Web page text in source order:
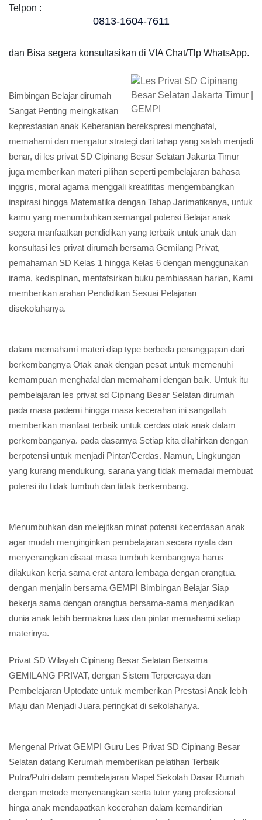
Telpon :
0813-1604-7611
dan Bisa segera konsultasikan di VIA Chat/Tlp WhatsApp.
Bimbingan Belajar dirumah
Sangat Penting meingkatkan
keprestasian anak Keberanian berekspresi menghafal,
memahami dan mengatur strategi dari tahap yang salah menjadi
benar, di les privat SD Cipinang Besar Selatan Jakarta Timur
juga memberikan materi pilihan seperti pembelajaran bahasa
inggris, moral agama menggali kreatifitas mengembangkan
inspirasi hingga Matematika dengan Tahap Jarimatikanya, untuk
kamu yang menumbuhkan semangat potensi Belajar anak
segera manfaatkan pendidikan yang terbaik untuk anak dan
konsultasi les privat dirumah bersama Gemilang Privat,
pemahaman SD Kelas 1 hingga Kelas 6 dengan menggunakan
irama, kedisplinan, mentafsirkan buku pembiasaan harian, Kami
memberikan arahan Pendidikan Sesuai Pelajaran
disekolahanya.
dalam memahami materi diap type berbeda penanggapan dari
berkembangnya Otak anak dengan pesat untuk memenuhi
kemampuan menghafal dan memahami dengan baik. Untuk itu
pembelajaran les privat sd Cipinang Besar Selatan dirumah
pada masa pademi hingga masa kecerahan ini sangatlah
memberikan manfaat terbaik untuk cerdas otak anak dalam
perkembanganya. pada dasarnya Setiap kita dilahirkan dengan
berpotensi untuk menjadi Pintar/Cerdas. Namun, Lingkungan
yang kurang mendukung, sarana yang tidak memadai membuat
potensi itu tidak tumbuh dan tidak berkembang.
Menumbuhkan dan melejitkan minat potensi kecerdasan anak
agar mudah menginginkan pembelajaran secara nyata dan
menyenangkan disaat masa tumbuh kembangnya harus
dilakukan kerja sama erat antara lembaga dengan orangtua.
dengan menjalin bersama GEMPI Bimbingan Belajar Siap
bekerja sama dengan orangtua bersama-sama menjadikan
dunia anak lebih bermakna luas dan pintar memahami setiap
materinya.
Privat SD Wilayah Cipinang Besar Selatan Bersama
GEMILANG PRIVAT, dengan Sistem Terpercaya dan
Pembelajaran Uptodate untuk memberikan Prestasi Anak lebih
Maju dan Menjadi Juara peringkat di sekolahanya.
Mengenal Privat GEMPI Guru Les Privat SD Cipinang Besar
Selatan datang Kerumah memberikan pelatihan Terbaik
Putra/Putri dalam pembelajaran Mapel Sekolah Dasar Rumah
dengan metode menyenangkan serta tutor yang profesional
hinga anak mendapatkan kecerahan dalam kemandirian